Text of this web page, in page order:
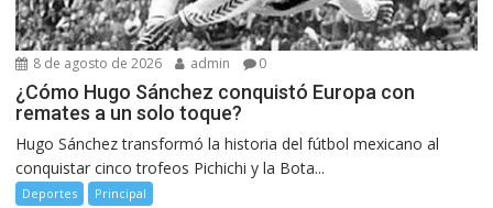
8 de agosto de 2026 admin 0
¿Cómo Hugo Sánchez conquistó Europa con
remates a un solo toque?
Hugo Sánchez transformó la historia del fútbol mexicano al
conquistar cinco trofeos Pichichi y la Bota...
Deportes Principal